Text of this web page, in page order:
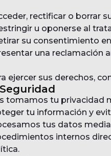
rectificar o borrar
u oponerse al
su consentimiento
una reclamación
ejercer sus derechos,
tomamos tu privacidad
tu información y
tus datos
internos